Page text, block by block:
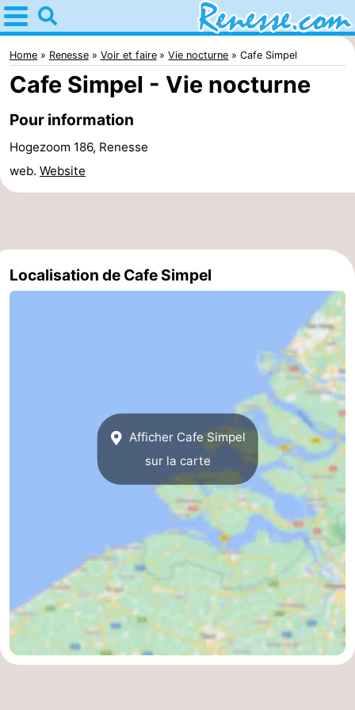
Home
Renesse
Astuces
Avec
enfants
la
Appartements
Port
-
Julianahoeve
Livingstone
-
Port
-
Home Renesse Voir et faire Vie nocturne Cafe Simpel
Cafe Simpel - Vie nocturne
Pour information
Hogezoom 186, Renesse
web. Website
Localisation de Cafe Simpel
Afficher Cafe Simpel
sur la carte